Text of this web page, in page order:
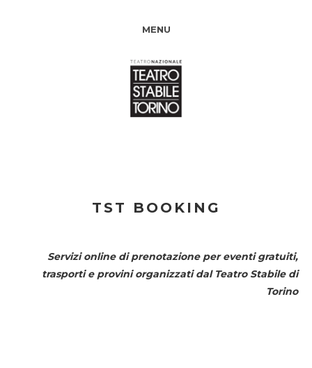
MENU
TST BOOKING
Servizi online di prenotazione per eventi gratuiti,
trasporti e provini organizzati dal Teatro Stabile di
Torino